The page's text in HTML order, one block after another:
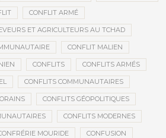
CONFLIT ARMÉ
ET AGRICULTEURS AU TCHAD
CONFLIT MALIEN
CONFLITS CONFLITS ARMÉS
CONFLITS COMMUNAUTAIRES
CONFLITS GÉOPOLITIQUES
CONFLITS MODERNES
MOURIDE CONFUSION